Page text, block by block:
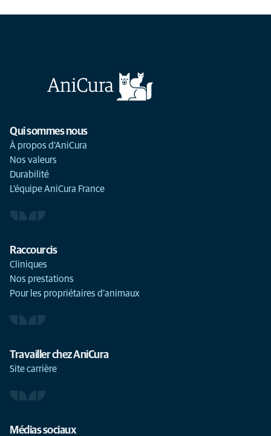
Qui sommes nous
À propos d'AniCura
Nos valeurs
Durabilité
L'équipe AniCura France
Raccourcis
Cliniques
Nos prestations
Pour les propriétaires d'animaux
Travailler chez AniCura
Site carrière
Médias sociaux